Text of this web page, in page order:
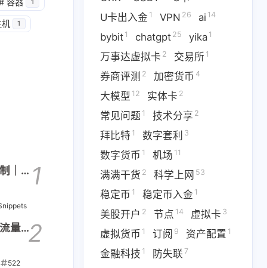
题1 技术分享
2 稳定币1
订阅9
五月 2026
14篇
1 篇
一月 2026
篇
容器 1
1
｜真 1
量｜2
522
U卡出入金 1 VPN 26 ai 14
bybit 1 chatgpt 25 yika 1
万事达虚拟卡 2 交易所 1
券商评测 2 加密货币 4
大模型 12 实体卡 2
常见问题 1 技术分享 2
拜比特 1 数字套利 3
数字货币 1 机场 11
满满干货 2 科学上网 53
稳定币 1 稳定币入金 1
美股开户 2 节点 14 虚拟卡 3
虚拟货币 1 订阅 9 资产配置 1
金融科技 1 防失联 7